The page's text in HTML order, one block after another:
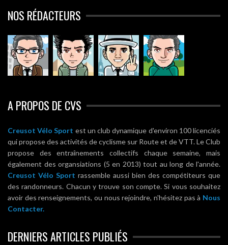
NOS RÉDACTEURS
A PROPOS DE CVS
Creusot Vélo Sport est un club dynamique d'environ 100 licenciés
qui propose des activités de cyclisme sur Route et de VTT. Le Club
propose des entraînements collectifs chaque semaine, mais
également des organsiations (5 en 2013) tout au long de l'année.
Creusot Vélo Sport rassemble aussi bien des compétiteurs que
des randonneurs. Chacun y trouve son compte. Si vous souhaitez
avoir des renseignements, ou nous rejoindre, n'hésitez pas à Nous
Contacter.
DERNIERS ARTICLES PUBLIÉS